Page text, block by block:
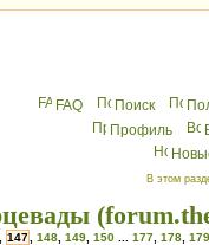
FAQ Поиск
Профиль
В этом
147 148 149 150 177 178 179